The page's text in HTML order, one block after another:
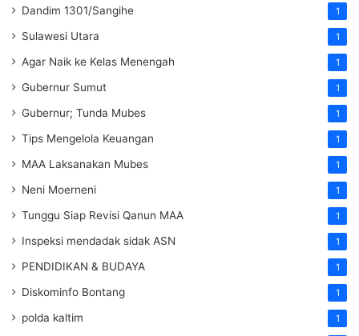
Dandim 1301/Sangihe 1
Sulawesi Utara 1
Agar Naik ke Kelas Menengah 1
Gubernur Sumut 1
Gubernur; Tunda Mubes 1
Tips Mengelola Keuangan 1
MAA Laksanakan Mubes 1
Neni Moerneni 1
Tunggu Siap Revisi Qanun MAA 1
Inspeksi mendadak sidak ASN 1
PENDIDIKAN & BUDAYA 1
Diskominfo Bontang 1
polda kaltim 1